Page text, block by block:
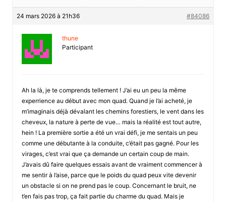
24 mars 2026 à 21h36 #84086
thune
Participant
Ah la là, je te comprends tellement ! J’ai eu un peu la même
experrience au début avec mon quad. Quand je l’ai acheté, je
m’imaginais déjà dévalant les chemins forestiers, le vent dans les
cheveux, la nature à perte de vue… mais la réalité est tout autre,
hein ! La première sortie a été un vrai défi, je me sentais un peu
comme une débutante à la conduite, c’était pas gagné. Pour les
virages, c’est vrai que ça demande un certain coup de main.
J’avais dû faire quelques essais avant de vraiment commencer à
me sentir à l’aise, parce que le poids du quad peux vite devenir
un obstacle si on ne prend pas le coup. Concernant le bruit, ne
t’en fais pas trop, ça fait partie du charme du quad. Mais je